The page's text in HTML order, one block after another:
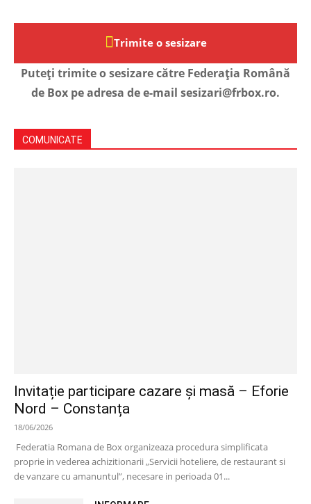
Trimite o sesizare
Puteți trimite o sesizare către Federația Română
de Box pe adresa de e-mail sesizari@frbox.ro.
COMUNICATE
Invitație participare cazare și masă – Eforie
Nord – Constanța
18/06/2026
Federatia Romana de Box organizeaza procedura simplificata
proprie in vederea achizitionarii „Servicii hoteliere, de restaurant si
de vanzare cu amanuntul”, necesare in perioada 01...